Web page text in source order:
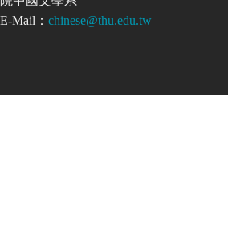
E-Mail： chinese@thu.edu.tw